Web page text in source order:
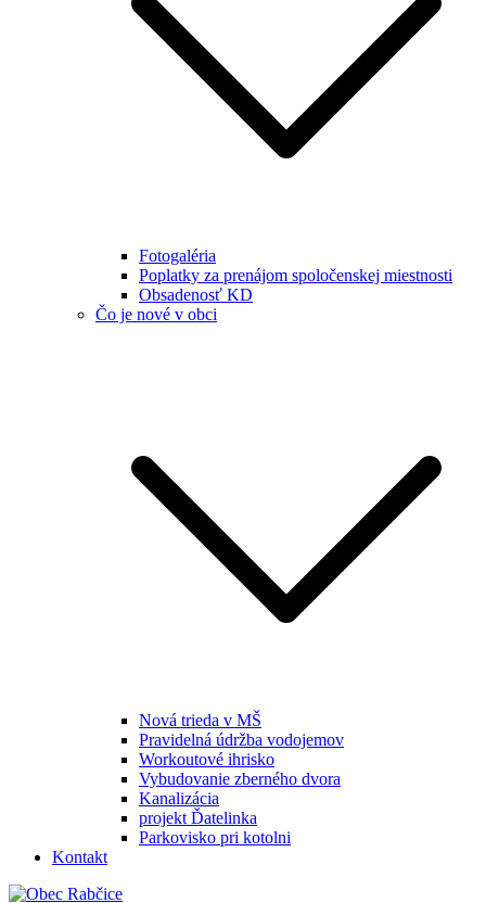
Fotogaléria
Poplatky za prenájom spoločenskej miestnosti
Obsadenosť KD
Čo je nové v obci
Nová trieda v MŠ
Pravidelná údržba vodojemov
Workoutové ihrisko
Vybudovanie zberného dvora
Kanalizácia
projekt Ďatelinka
Parkovisko pri kotolni
Kontakt